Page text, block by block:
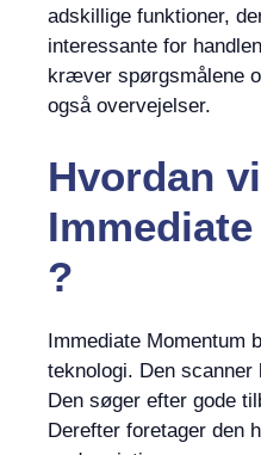
adskillige funktioner,
interessante for
kræver spørgsmålene
også overvejelser.
Hvordan
?
Immediate Momentum
teknologi. Den
Den søger efter gode
Derefter foretager den